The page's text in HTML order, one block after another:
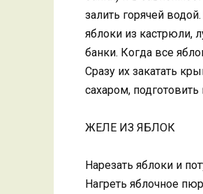
залить горячей
яблоки из кастрюли,
банки. Когда все
Сразу их закатать
сахаром,
ЖЕЛЕ ИЗ ЯБЛОК
Нарезать яблоки и
Нагреть яблочное